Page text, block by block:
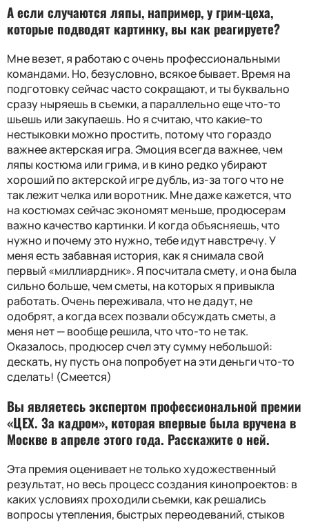
А если случаются ляпы, например, у грим-цеха,
которые подводят картинку, вы как реагируете?
Мне везет, я работаю с очень профессиональными
командами. Но, безусловно, всякое бывает. Время на
подготовку сейчас часто сокращают, и ты буквально
сразу ныряешь в съемки, а параллельно еще что-то
шьешь или закупаешь. Но я считаю, что какие-то
нестыковки можно простить, потому что гораздо
важнее актерская игра. Эмоция всегда важнее, чем
ляпы костюма или грима, и в кино редко убирают
хороший по актерской игре дубль, из-за того что не
так лежит челка или воротник. Мне даже кажется, что
на костюмах сейчас экономят меньше, продюсерам
важно качество картинки. И когда объясняешь, что
нужно и почему это нужно, тебе идут навстречу. У
меня есть забавная история, как я снимала свой
первый «миллиардник». Я посчитала смету, и она была
сильно больше, чем сметы, на которых я привыкла
работать. Очень переживала, что не дадут, не
одобрят, а когда всех позвали обсуждать сметы, а
меня нет — вообще решила, что что-то не так.
Оказалось, продюсер счел эту сумму небольшой:
дескать, ну пусть она попробует на эти деньги что-то
сделать! (Смеется)
Вы являетесь экспертом профессиональной премии
«ЦЕХ. За кадром», которая впервые была вручена в
Москве в апреле этого года. Расскажите о ней.
Эта премия оценивает не только художественный
результат, но весь процесс создания кинопроектов: в
каких условиях проходили съемки, как решались
вопросы утепления, быстрых переодеваний, стыков